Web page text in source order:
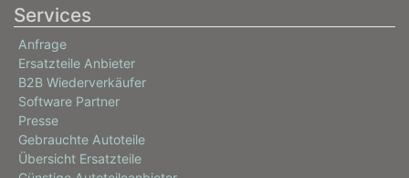
Services
Anfrage
Ersatzteile Anbieter
B2B Wiederverkäufer
Software Partner
Presse
Gebrauchte Autoteile
Übersicht Ersatzteile